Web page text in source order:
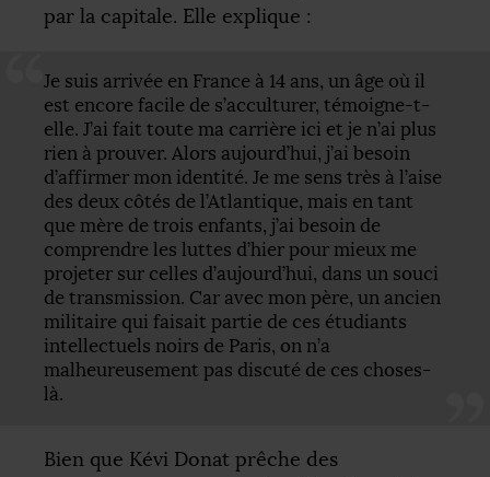
par la capitale. Elle explique :
Je suis arrivée en France à 14 ans, un âge où il
est encore facile de s’acculturer, témoigne-t-
elle. J’ai fait toute ma carrière ici et je n’ai plus
rien à prouver. Alors aujourd’hui, j’ai besoin
d’affirmer mon identité. Je me sens très à l’aise
des deux côtés de l’Atlantique, mais en tant
que mère de trois enfants, j’ai besoin de
comprendre les luttes d’hier pour mieux me
projeter sur celles d’aujourd’hui, dans un souci
de transmission. Car avec mon père, un ancien
militaire qui faisait partie de ces étudiants
intellectuels noirs de Paris, on n’a
malheureusement pas discuté de ces choses-
là.
Bien que Kévi Donat prêche des